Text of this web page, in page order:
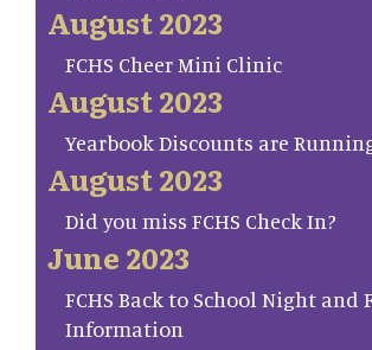
August 2023
FCHS Cheer Mini Clinic
August 2023
Yearbook Discounts are
August 2023
Did you miss FCHS Check In?
June 2023
FCHS Back to School Night and
Information